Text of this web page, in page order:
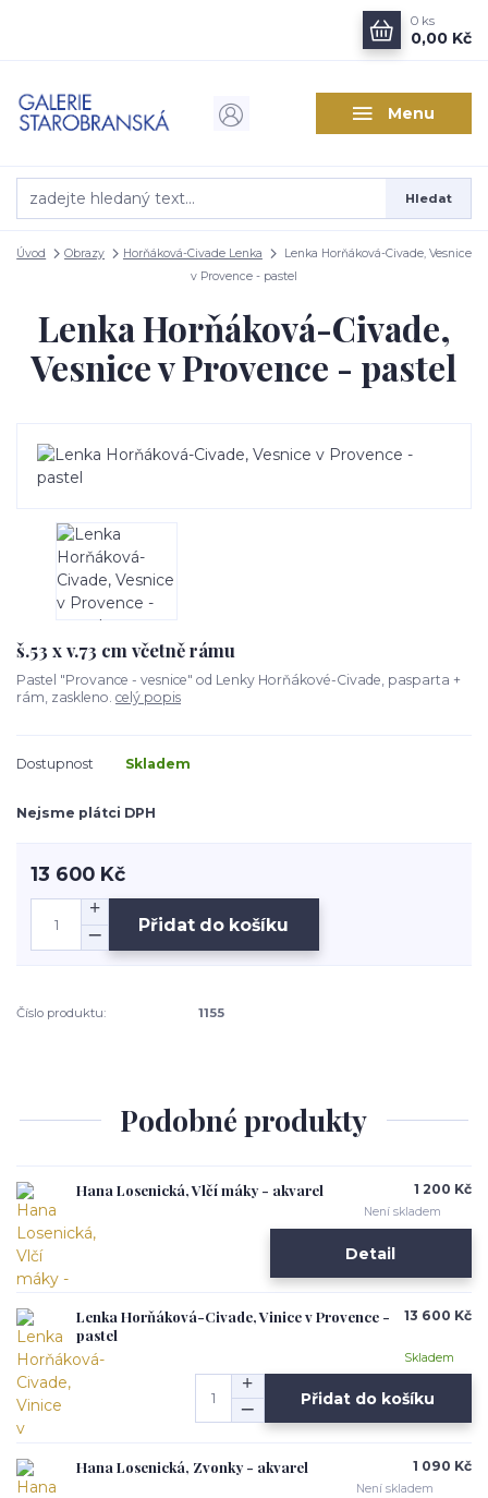
Menu
Hledat
0 ks
0,00 Kč
Úvod Obrazy Horňáková-Civade Lenka
Lenka Horňáková-Civade, Vesnice
v Provence - pastel
Lenka Horňáková-Civade,
Vesnice v Provence - pastel
š.53 x v.73 cm včetně rámu
Pastel "Provance - vesnice" od Lenky Horňákové-Civade, pasparta +
rám, zaskleno. celý popis
Dostupnost Skladem
Nejsme plátci DPH
13 600 Kč
Přidat do košíku
Číslo produktu: 1155
Podobné produkty
Hana Losenická, Vlčí máky - akvarel 1 200 Kč
Není skladem
Detail
Lenka Horňáková-Civade, Vinice v Provence -
pastel
13 600 Kč
Skladem
Přidat do košíku
Hana Losenická, Zvonky - akvarel 1 090 Kč
Není skladem